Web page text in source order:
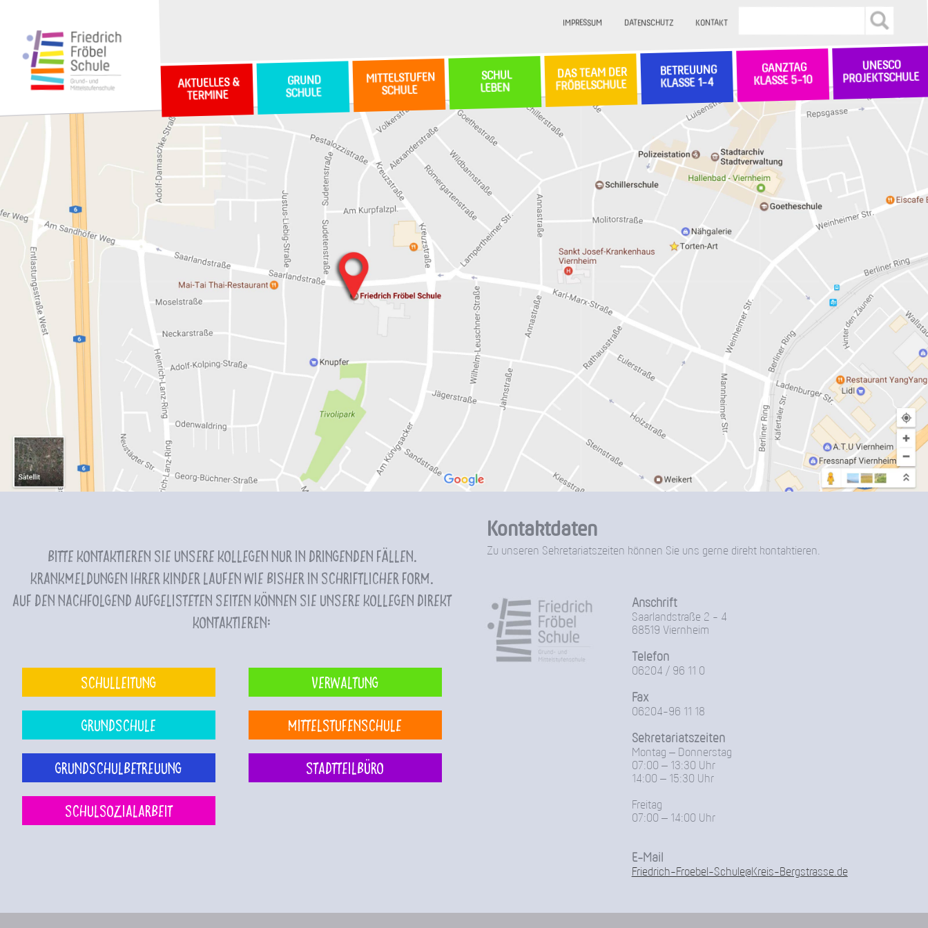
IMPRESSUM DATENSCHUTZ KONTAKT
AKTUELLES &
TERMINE
GRUND
SCHULE
MITTELSTUFEN
SCHULE
SCHUL
LEBEN
DAS TEAM DER
FRÖBELSCHULE
BETREUUNG
KLASSE 1-4
GANZTAG
KLASSE 5-10
UNESCO
PROJEKTSCHULE
Bitte kontaktieren Sie unsere Kollegen nur in dringenden Fällen.
Krankmeldungen Ihrer Kinder laufen wie bisher in schriftlicher Form.
Auf den nachfolgend aufgelisteten Seiten können Sie unsere Kollegen direkt
kontaktieren:
Schulleitung Verwaltung
Grundschule Mittelstufenschule
Grundschulbetreuung Stadtteilbüro
Schulsozialarbeit
Kontaktdaten
Zu unseren Sekretariatszeiten können Sie uns gerne direkt kontaktieren.
Anschrift
Saarlandstraße 2 - 4
68519 Viernheim
Telefon
06204 / 96 11 0
Fax
06204-96 11 18
Sekretariatszeiten
Montag – Donnerstag
07:00 – 13:30 Uhr
14:00 – 15:30 Uhr
Freitag
07:00 – 14:00 Uhr
E-Mail
Friedrich-Froebel-Schule@Kreis-Bergstrasse.de